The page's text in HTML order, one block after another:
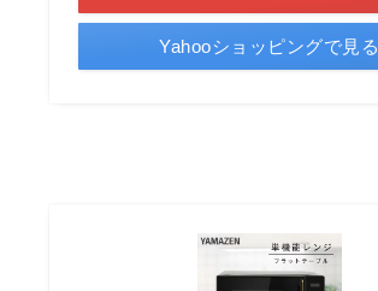
Yahooショッピングで見る